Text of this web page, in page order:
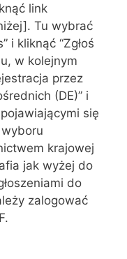
link
Tu wybrać
i kliknąć “Zgłoś
w kolejnym
przez
(DE)” i
się
krajowej
jak wyżej do
do
zalogować